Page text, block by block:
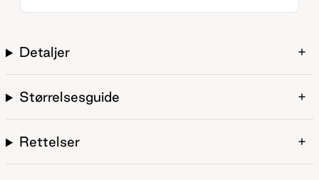
Detaljer
Størrelsesguide
Rettelser